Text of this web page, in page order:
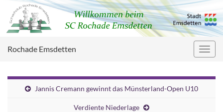
Rochade Emsdetten
Jannis Cremann gewinnt das Münsterland-Open U10
Verdiente Niederlage